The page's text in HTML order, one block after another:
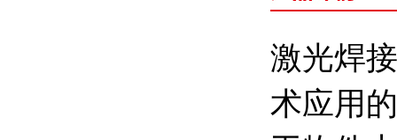
激光焊
术应用